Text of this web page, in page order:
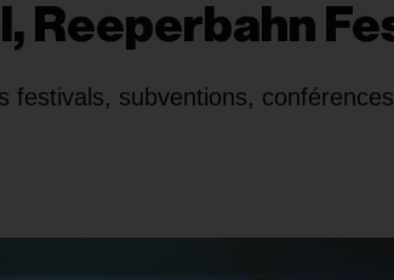
Reeperbahn
festivals, subventions,